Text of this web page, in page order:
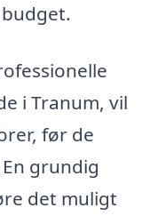
i Tranum, vil
før de
grundig
det muligt